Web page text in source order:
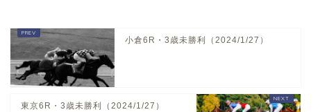
小倉6R・3歳未勝利（2024/1/27）
東京6R・3歳未勝利（2024/1/27）